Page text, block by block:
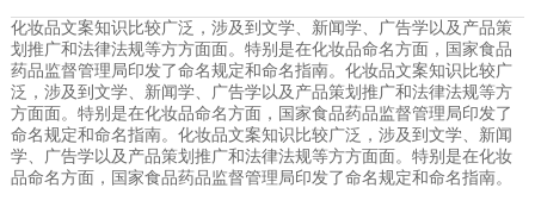
化妆品文案知识比较广泛，涉及到文学、新闻学、广告学以及产品策
划推广和法律法规等方方面面。特别是在化妆品命名方面，国家食品
药品监督管理局印发了命名规定和命名指南。化妆品文案知识比较广
泛，涉及到文学、新闻学、广告学以及产品策划推广和法律法规等方
方面面。特别是在化妆品命名方面，国家食品药品监督管理局印发了
命名规定和命名指南。化妆品文案知识比较广泛，涉及到文学、新闻
学、广告学以及产品策划推广和法律法规等方方面面。特别是在化妆
品命名方面，国家食品药品监督管理局印发了命名规定和命名指南。